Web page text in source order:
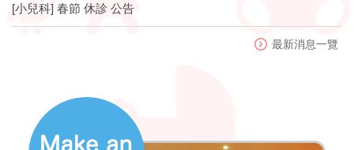
[小兒科] 春節 休診 公告
最新消息一覽